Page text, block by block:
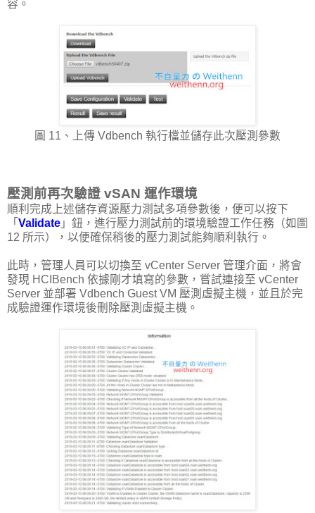
容。
圖 11、上傳 Vdbench 執行檔並儲存此次壓測參數
壓測前再次驗證 vSAN 運作環境
順利完成上述儲存資源壓力測試多項參數後，便可以按下
「 Validate 」鈕，進行壓力測試前的環境驗證工作任務（如圖
12 所示），以便確保稍後的壓力測試能夠順利執行。
此時，管理人員可以切換至 vCenter Server 管理介面，將會
發現 HCIBench 依據剛才填寫的參數，嘗試連接至 vCenter
Server 並部署 Vdbench Guest VM 壓測虛擬主機，並且於完
成驗證運作環境後刪除壓測虛擬主機。